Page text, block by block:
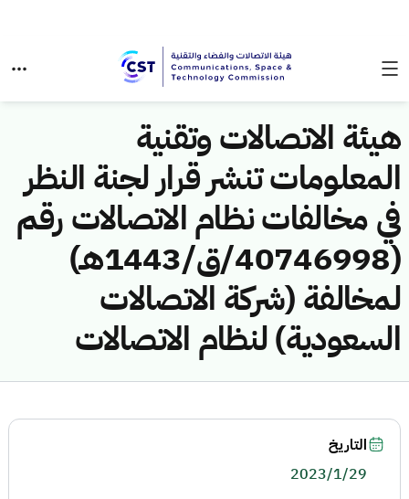
هيئة الاتصالات وتقنية
المعلومات تنشر قرار لجنة النظر
في مخالفات نظام الاتصالات رقم
(40746998/ق/1443هـ)
لمخالفة (شركة الاتصالات
السعودية) لنظام الاتصالات
التاريخ
2023/1/29